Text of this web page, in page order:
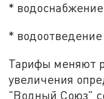
*
*
Тарифы меняют
увеличения
"Водный Союз"